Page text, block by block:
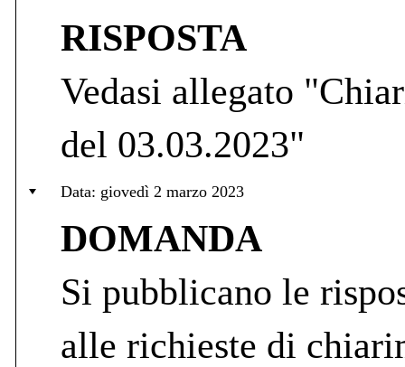
RISPOSTA
Vedasi allegato
del 03.03.2023"
Data: giovedì 2 marzo 2023
DOMANDA
Si pubblicano le
alle richieste di